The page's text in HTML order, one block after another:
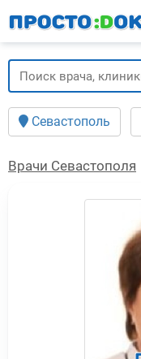
содержанию
Севастополь
Врачи Севастополя